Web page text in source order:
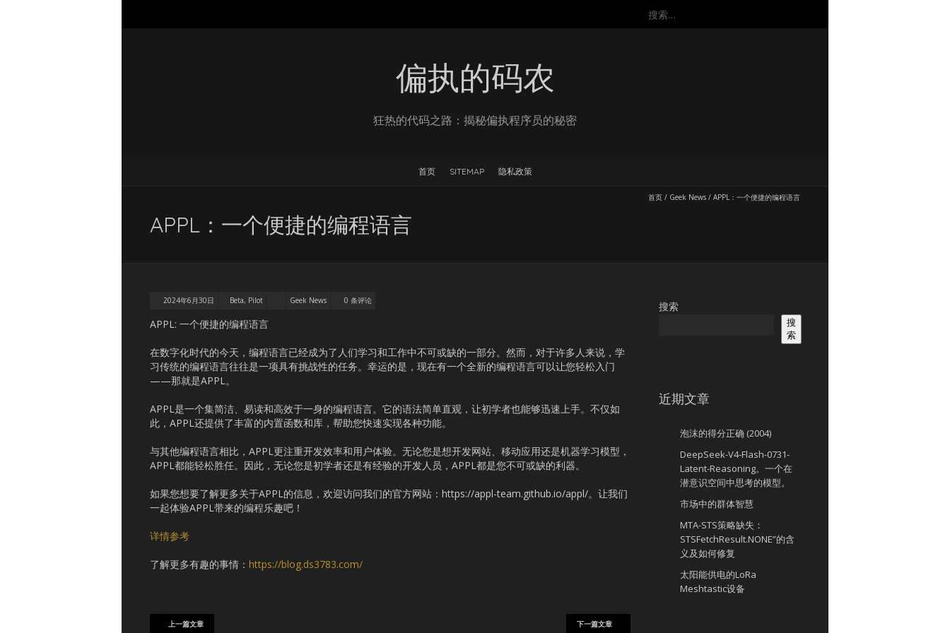
搜
偏执的码农
狂热的代码之路：揭秘偏执程序员的秘密
首页 SITEMAP 隐私政策
首页 / Geek News / APPL：一个便捷的编程语言
APPL：一个便捷的编程语言
2024年6月30日 Beta, Pilot Geek News 0 条评论
APPL: 一个便捷的编程语言
在数字化时代的今天，编程语言已经成为了人们学习和工作中不可或缺的一部分。然而，对于许多人来说，学
习传统的编程语言往往是一项具有挑战性的任务。幸运的是，现在有一个全新的编程语言可以让您轻松入门
——那就是APPL。
APPL是一个集简洁、易读和高效于一身的编程语言。它的语法简单直观，让初学者也能够迅速上手。不仅如
此，APPL还提供了丰富的内置函数和库，帮助您快速实现各种功能。
与其他编程语言相比，APPL更注重开发效率和用户体验。无论您是想开发网站、移动应用还是机器学习模型，
APPL都能轻松胜任。因此，无论您是初学者还是有经验的开发人员，APPL都是您不可或缺的利器。
如果您想要了解更多关于APPL的信息，欢迎访问我们的官方网站：https://appl-team.github.io/appl/。让我们
一起体验APPL带来的编程乐趣吧！
详情参考
了解更多有趣的事情： https://blog.ds3783.com/
下一篇文章
上一篇文章
搜索
搜
索
近期文章
泡沫的得分正确 (2004)
DeepSeek-V4-Flash-0731-
Latent-Reasoning。一个在
潜意识空间中思考的模型。
市场中的群体智慧
MTA-STS策略缺失：
STSFetchResult.NONE”的含
义及如何修复
太阳能供电的LoRa
Meshtastic设备